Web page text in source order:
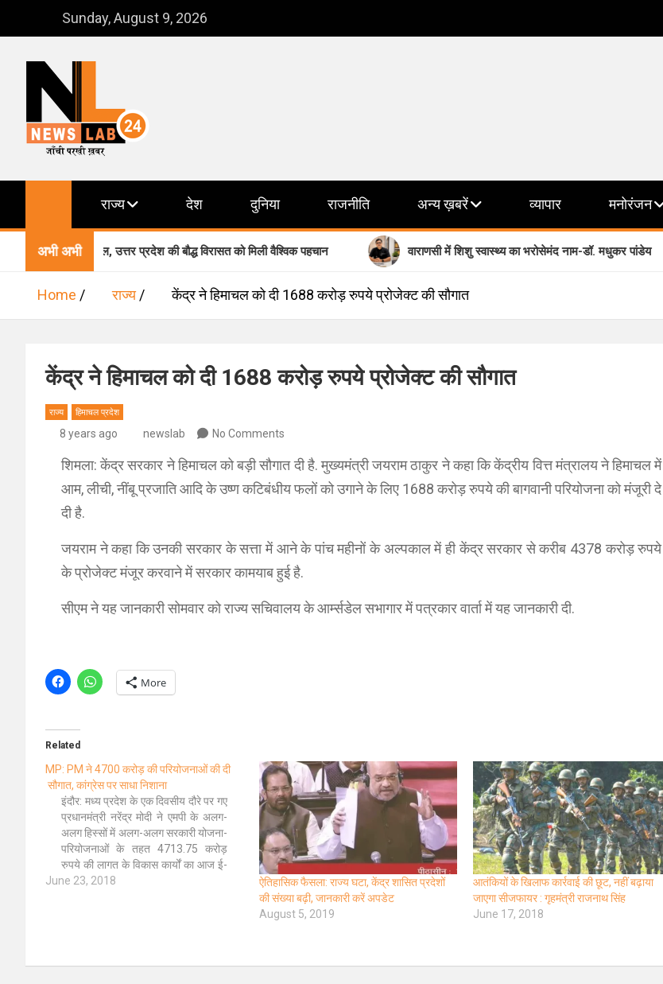
Sunday, August 9, 2026
NewsLab24
राज्य देश दुनिया राजनीति अन्य ख़बरें व्यापार मनोरंजन
अभी अभी
में शामिल, उत्तर प्रदेश की बौद्ध विरासत को मिली वैश्विक पहचान वाराणसी में शिशु स्वास्थ्य का भरोसेमंद नाम-डॉ. मधुकर पांडेय
Home राज्य केंद्र ने हिमाचल को दी 1688 करोड़ रुपये प्रोजेक्ट की सौगात
केंद्र ने हिमाचल को दी 1688 करोड़ रुपये प्रोजेक्ट की सौगात
राज्य हिमाचल प्रदेश
8 years ago newslab No Comments
शिमला: केंद्र सरकार ने हिमाचल को बड़ी सौगात दी है. मुख्यमंत्री जयराम ठाकुर ने कहा कि केंद्रीय वित्त मंत्रालय ने हिमाचल में
आम, लीची, नींबू प्रजाति आदि के उष्ण कटिबंधीय फलों को उगाने के लिए 1688 करोड़ रुपये की बागवानी परियोजना को मंजूरी दे
दी है.
जयराम ने कहा कि उनकी सरकार के सत्ता में आने के पांच महीनों के अल्पकाल में ही केंद्र सरकार से करीब 4378 करोड़ रुपये
के प्रोजेक्ट मंजूर करवाने में सरकार कामयाब हुई है.
सीएम ने यह जानकारी सोमवार को राज्य सचिवालय के आर्म्सडेल सभागार में पत्रकार वार्ता में यह जानकारी दी.
More
Related
MP: PM ने 4700 करोड़ की परियोजनाओं की दी
सौगात, कांग्रेस पर साधा निशाना
इंदौर: मध्य प्रदेश के एक दिवसीय दौरे पर गए
प्रधानमंत्री नरेंद्र मोदी ने एमपी के अलग-
अलग हिस्सों में अलग-अलग सरकारी योजना-
परियोजनाओं के तहत 4713.75 करोड़
रुपये की लागत के विकास कार्यों का आज ई-
लोकार्पण किया. इनमें प्रधानमंत्री आवास
June 23, 2018
ऐतिहासिक फैसला: राज्य घटा, केंद्र शासित प्रदेशों
की संख्या बढ़ी, जानकारी करें अपडेट
August 5, 2019
आतंकियों के खिलाफ कार्रवाई की छूट, नहीं बढ़ाया
जाएगा सीजफायर : गृहमंत्री राजनाथ सिंह
June 17, 2018